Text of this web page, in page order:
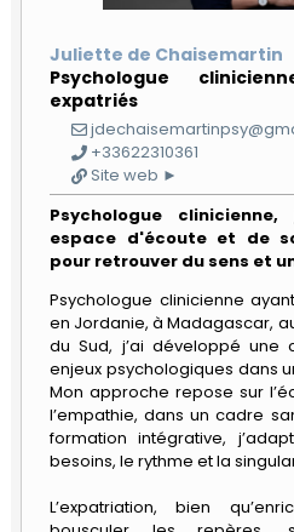
Gouvernance
Bénévoles
Présidente
FIAFE
Rabat
Quartiers
Travailler
déplacer
Vivre
au
quotidien
Scolariser
S'ÉPANOUIR
Calendrier
activités
Actualités
PARTENAIRES
Devenir
partenaire
Nos
partenaires
Nos
institutionnels
Privilèges
adhérents
Déposez
votre
annonce
NOUS
REJOINDRE
Contact
Guide
Rabat
Accueil
Formulaire
d'adhésion
Juliette de Chaisemartin
Psychologue
expatriés
+33622310361
Site web ►
Psychologue
espace d'écoute et de
pour retrouver du sens et
Psychologue clinicienne
en Jordanie, à Madagascar,
du Sud, j’ai développé une
enjeux psychologiques dans
Mon approche repose sur
l’empathie, dans un cadre
formation intégrative,
besoins, le rythme et la
L’expatriation, bien